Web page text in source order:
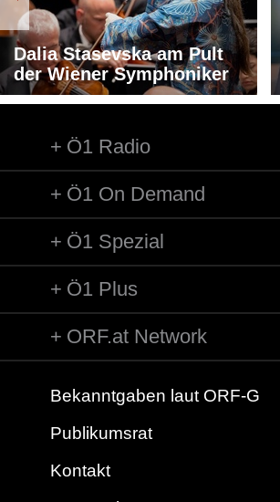
Dalia Stasevska am Pult
der Wiener Symphoniker
Ö1 Radio
Ö1 On Demand
Ö1 Spezial
Ö1 Plus
ORF.at Network
Bekanntgaben laut ORF-G
Publikumsrat
Kontakt